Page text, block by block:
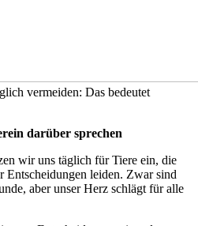
vermeiden: Das bedeutet
darüber sprechen
wir uns täglich für Tiere ein, die
Entscheidungen leiden. Zwar sind
aber unser Herz schlägt für alle